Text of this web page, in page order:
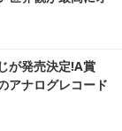
が発売決定!A賞
アナログレコード